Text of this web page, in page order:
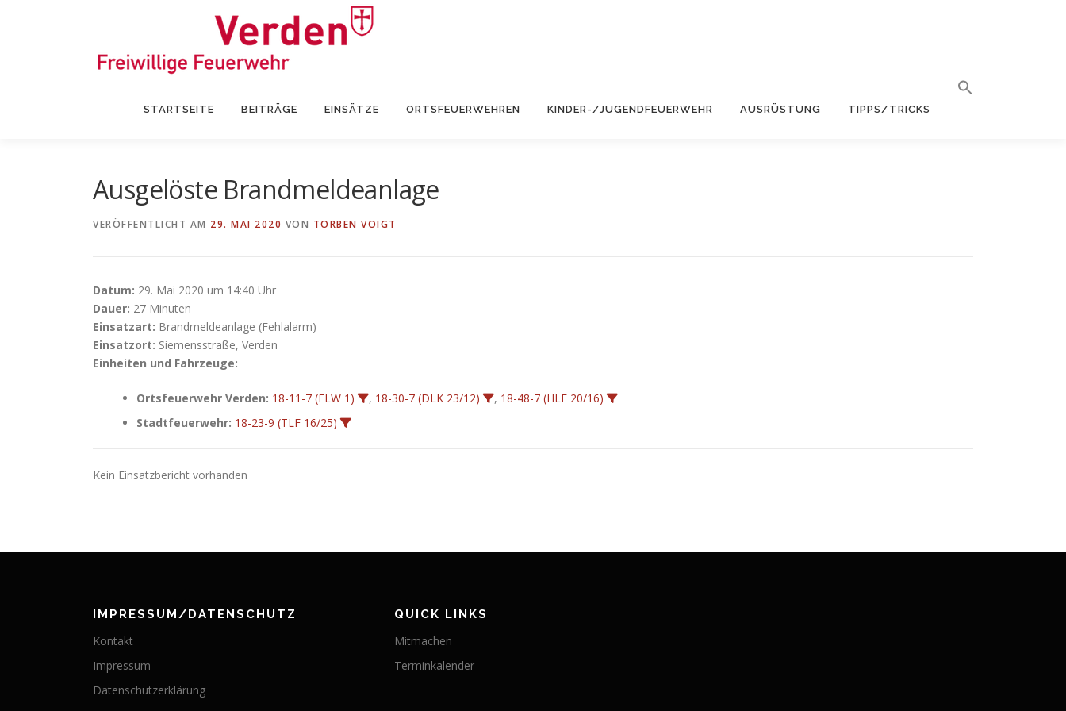
STARTSEITE BEITRÄGE EINSÄTZE ORTSFEUERWEHREN KINDER-/JUGENDFEUERWEHR AUSRÜSTUNG TIPPS/TRICKS
Ausgelöste Brandmeldeanlage
VERÖFFENTLICHT AM 29. MAI 2020 VON TORBEN VOIGT
Datum: 29. Mai 2020 um 14:40 Uhr
Dauer: 27 Minuten
Einsatzart: Brandmeldeanlage (Fehlalarm)
Einsatzort: Siemensstraße, Verden
Einheiten und Fahrzeuge:
Ortsfeuerwehr Verden: 18-11-7 (ELW 1) , 18-30-7 (DLK 23/12) , 18-48-7 (HLF 20/16)
Stadtfeuerwehr: 18-23-9 (TLF 16/25)
Kein Einsatzbericht vorhanden
IMPRESSUM/DATENSCHUTZ
Kontakt
Impressum
Datenschutzerklärung
QUICK LINKS
Mitmachen
Terminkalender